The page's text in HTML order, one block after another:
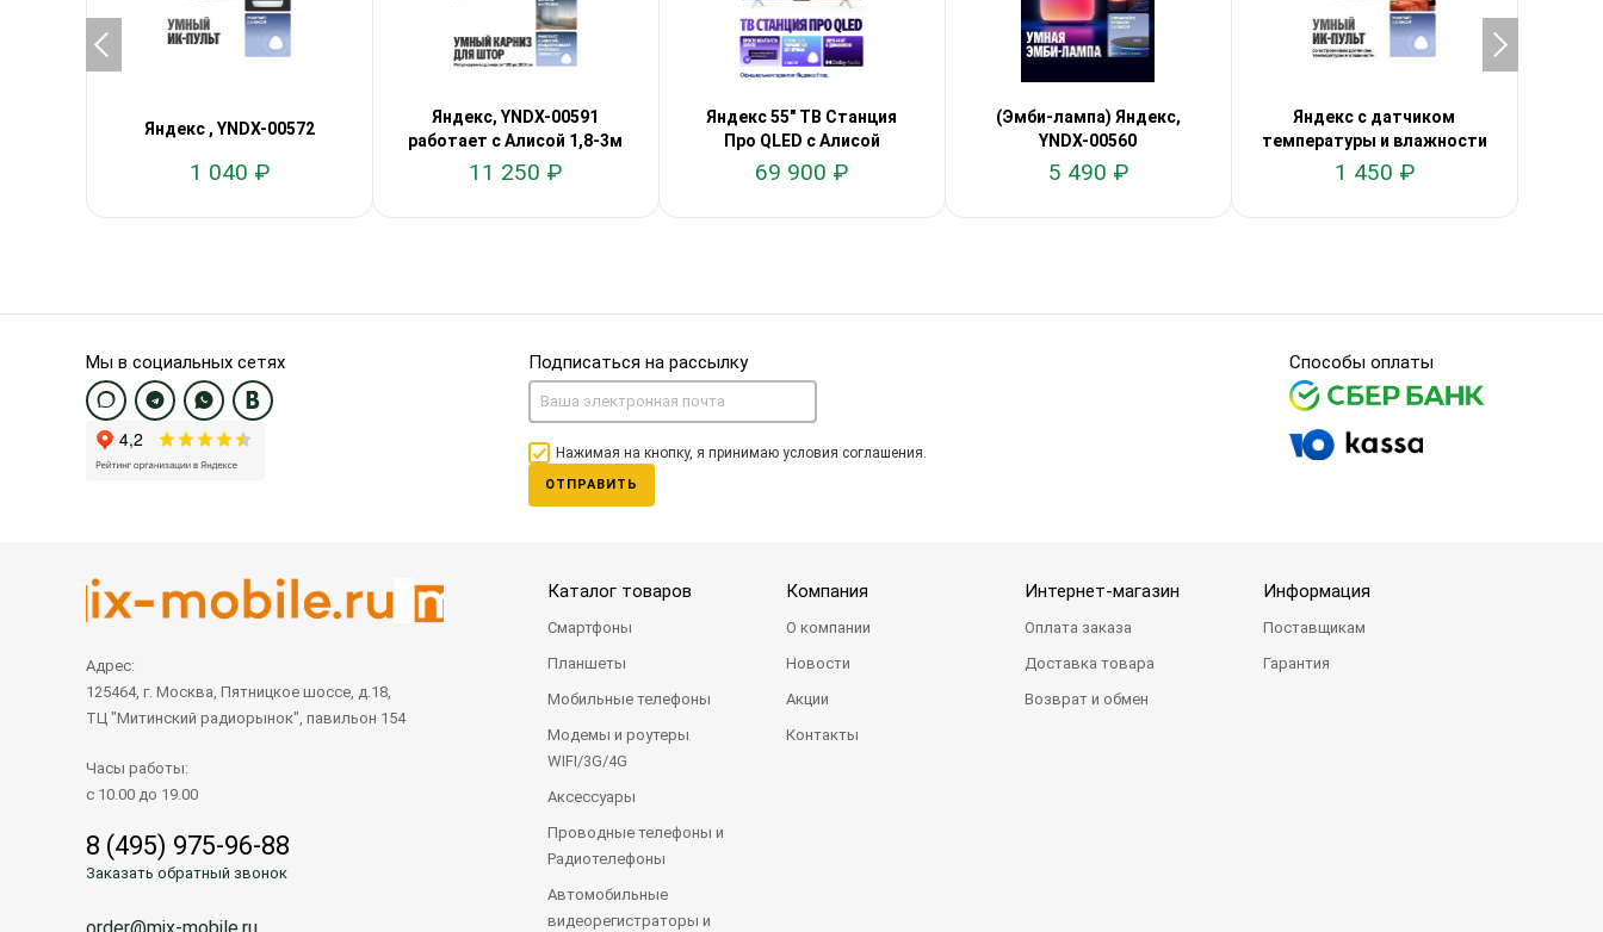
Яндекс , YNDX-00572
1 040 ₽
Яндекс, YNDX-00591
работает с Алисой 1,8-3м
11 250 ₽
Яндекс 55" ТВ Станция
Про QLED с Алисой
69 900 ₽
(Эмби-лампа) Яндекс,
YNDX-00560
5 490 ₽
Яндекс с датчиком
температуры и влажности
1 450 ₽
Мы в социальных сетях Подписаться на рассылку
Нажимая на кнопку, я принимаю условия соглашения.
ОТПРАВИТЬ
Способы оплаты
Адрес:
125464, г. Москва, Пятницкое шоссе, д.18,
ТЦ "Митинский радиорынок", павильон 154
Часы работы:
с 10.00 до 19.00
8 (495) 975-96-88
Заказать обратный звонок
Каталог товаров
Смартфоны
Планшеты
Мобильные телефоны
Модемы и роутеры
WIFI/3G/4G
Аксессуары
Проводные телефоны и
Радиотелефоны
Автомобильные
видеорегистраторы и
Компания
О компании
Новости
Акции
Контакты
Интернет-магазин
Оплата заказа
Доставка товара
Возврат и обмен
Информация
Поставщикам
Гарантия